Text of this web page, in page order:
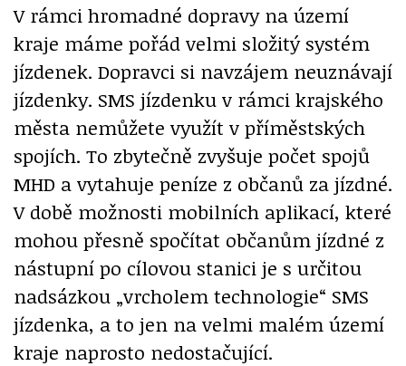
V rámci hromadné dopravy na území
kraje máme pořád velmi složitý systém
jízdenek. Dopravci si navzájem neuznávají
jízdenky. SMS jízdenku v rámci krajského
města nemůžete využít v příměstských
spojích. To zbytečně zvyšuje počet spojů
MHD a vytahuje peníze z občanů za jízdné.
V době možnosti mobilních aplikací, které
mohou přesně spočítat občanům jízdné z
nástupní po cílovou stanici je s určitou
nadsázkou „vrcholem technologie“ SMS
jízdenka, a to jen na velmi malém území
kraje naprosto nedostačující.